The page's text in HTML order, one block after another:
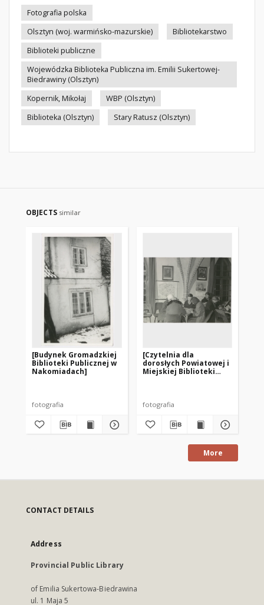
Fotografia polska
Olsztyn (woj. warmińsko-mazurskie)
Bibliotekarstwo
Biblioteki publiczne
Wojewódzka Biblioteka Publiczna im. Emilii Sukertowej-
Biedrawiny (Olsztyn)
Kopernik, Mikołaj
WBP (Olsztyn)
Biblioteka (Olsztyn)
Stary Ratusz (Olsztyn)
OBJECTS similar
[Budynek Gromadzkiej
Biblioteki Publicznej w
Nakomiadach]
fotografia
[Czytelnia dla
dorosłych Powiatowej i
Miejskiej Biblioteki
fotografia
More
CONTACT DETAILS
Address
Provincial Public Library
of Emilia Sukertowa-Biedrawina
ul. 1 Maja 5